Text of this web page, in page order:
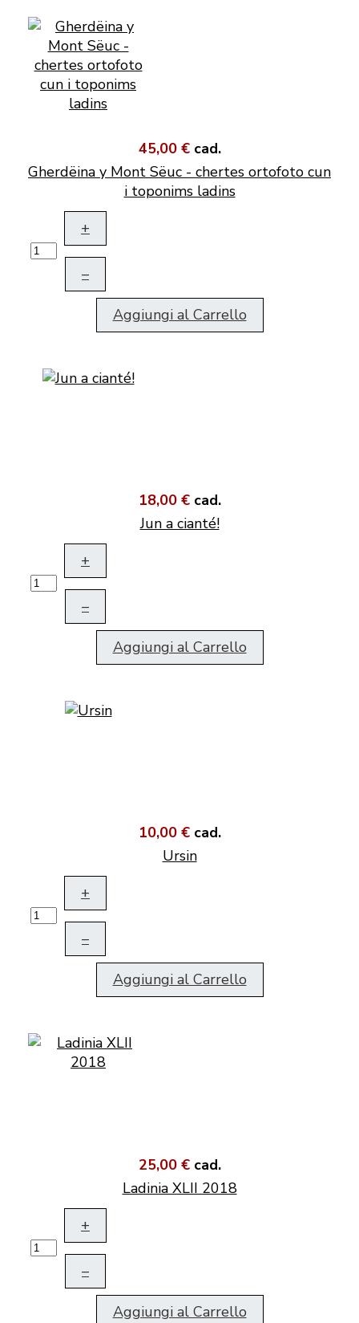
45,00 € cad.
Gherdëina y Mont Sëuc - chertes ortofoto cun
i toponims ladins
+
–
Aggiungi al Carrello
18,00 € cad.
Jun a cianté!
+
–
Aggiungi al Carrello
10,00 € cad.
Ursin
+
–
Aggiungi al Carrello
25,00 € cad.
Ladinia XLII 2018
+
–
Aggiungi al Carrello